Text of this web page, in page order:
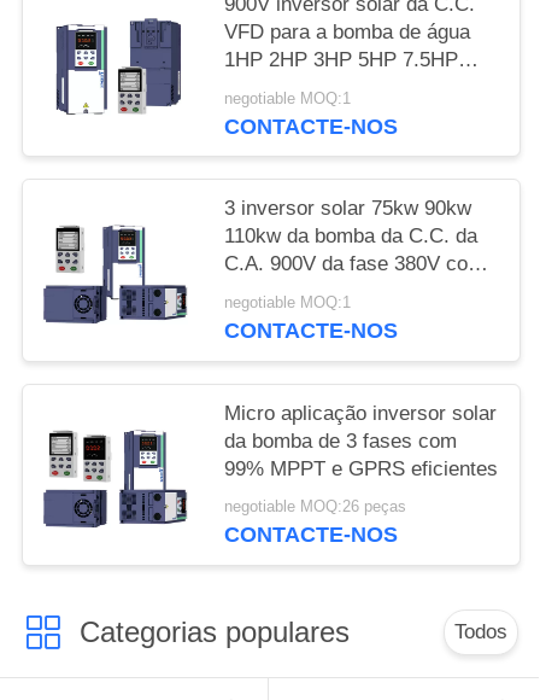
VFD para a bomba de água
1HP 2HP 3HP 5HP 7.5HP
10HP
negotiable MOQ:1
CONTACTE-NOS
3 inversor solar 75kw 90kw
110kw da bomba da C.C. da
C.A. 900V da fase 380V com
MPPT
negotiable MOQ:1
CONTACTE-NOS
Micro aplicação inversor solar
da bomba de 3 fases com
99% MPPT e GPRS eficientes
negotiable MOQ:26 peças
CONTACTE-NOS
Categorias populares Todos